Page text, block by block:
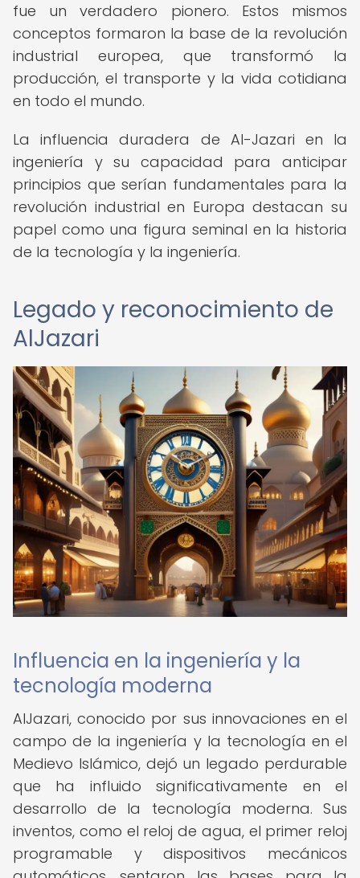
fue un verdadero pionero. Estos mismos
conceptos formaron la base de la revolución
industrial europea, que transformó la
producción, el transporte y la vida cotidiana
en todo el mundo.
La influencia duradera de Al-Jazari en la
ingeniería y su capacidad para anticipar
principios que serían fundamentales para la
revolución industrial en Europa destacan su
papel como una figura seminal en la historia
de la tecnología y la ingeniería.
Legado y reconocimiento de
AlJazari
Influencia en la ingeniería y la
tecnología moderna
AlJazari, conocido por sus innovaciones en el
campo de la ingeniería y la tecnología en el
Medievo Islámico, dejó un legado perdurable
que ha influido significativamente en el
desarrollo de la tecnología moderna. Sus
inventos, como el reloj de agua, el primer reloj
programable y dispositivos mecánicos